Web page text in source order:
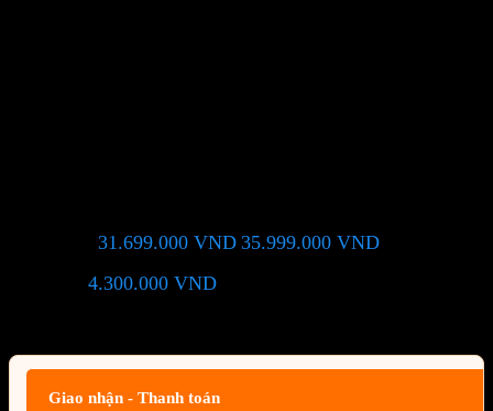
31.699.000 VND 35.999.000 VND
4.300.000 VND
Giao nhận - Thanh toán